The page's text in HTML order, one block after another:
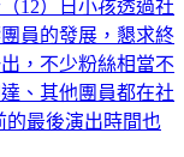
12）日小孩透過社
員的發展，懇求終
，不少粉絲相當不
、其他團員都在社
的最後演出時間也